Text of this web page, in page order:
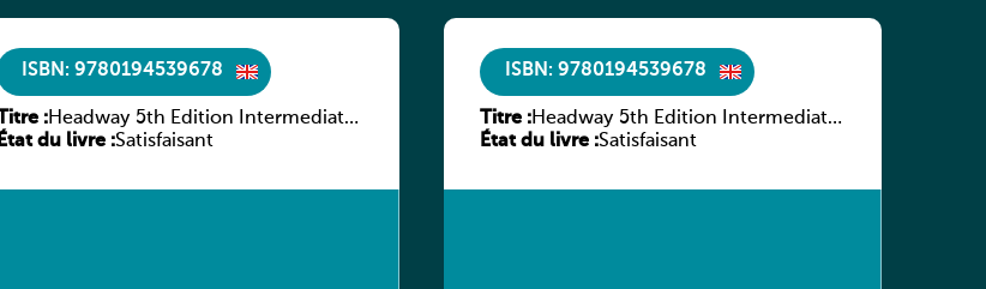
ISBN: 9780194539678
Titre :Headway 5th Edition Intermediate
Workbook without key
État du livre :Satisfaisant
ISBN: 9780194539678
Titre :Headway 5th Edition Intermediate
Workbook without key
État du livre :Satisfaisant